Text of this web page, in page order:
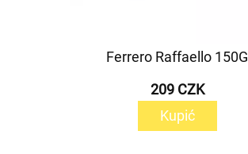
Ferrero Raffaello 150G
209 CZK
Kupić